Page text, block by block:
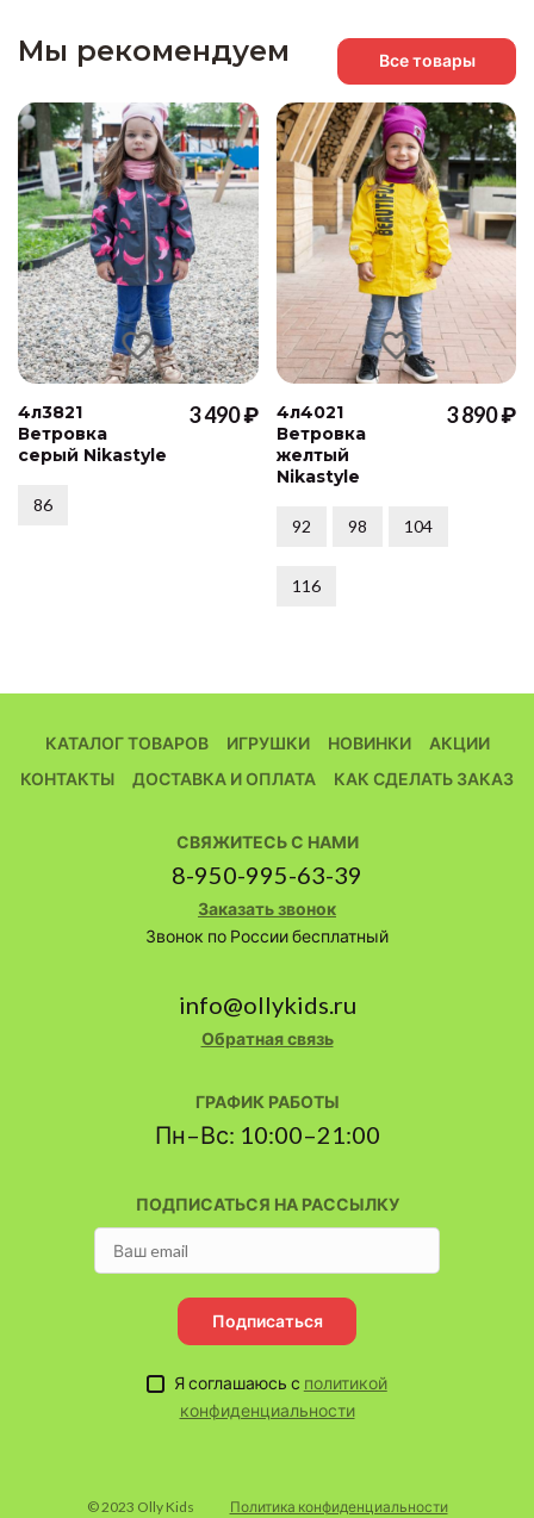
Мы рекомендуем Все товары
4л3821
Ветровка
серый Nikastyle
3 490 ₽
86
4л4021
Ветровка
желтый
Nikastyle
3 890 ₽
92 98 104
116
КАТАЛОГ ТОВАРОВ ИГРУШКИ НОВИНКИ
АКЦИИ
КОНТАКТЫ
ДОСТАВКА И ОПЛАТА КАК СДЕЛАТЬ ЗАКАЗ
ПОДПИСАТЬСЯ НА РАССЫЛКУ
Подписаться
Я соглашаюсь с политикой
конфиденциальности
СВЯЖИТЕСЬ С НАМИ
8-950-995-63-39
Заказать звонок
Звонок по России бесплатный
info@ollykids.ru
Обратная связь
ГРАФИК РАБОТЫ
Пн–Вс: 10:00–21:00
© 2023 Olly Kids Политика конфиденциальности